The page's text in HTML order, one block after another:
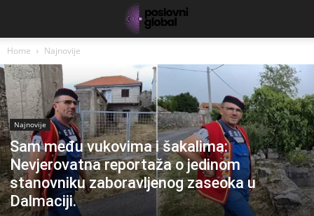
Home Najnovije
Najnovije
Sam među vukovima i šakalima:
Nevjerovatna reportaža o jedinom
stanovniku zaboravljenog zaseoka u
Dalmaciji.